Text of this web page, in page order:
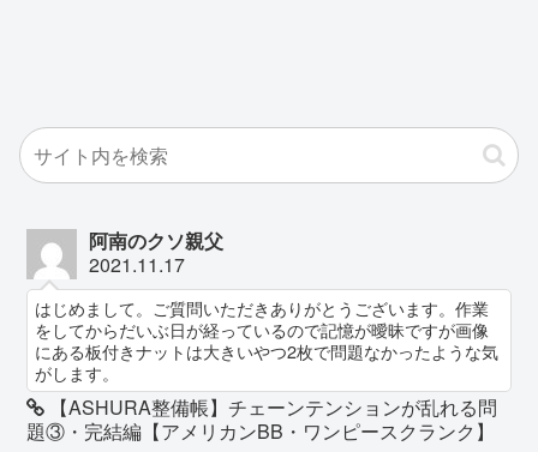
阿南のクソ親父
2021.11.17
はじめまして。ご質問いただきありがとうございます。作業
をしてからだいぶ日が経っているので記憶が曖昧ですが画像
にある板付きナットは大きいやつ2枚で問題なかったような気
がします。
【ASHURA整備帳】チェーンテンションが乱れる問
題③・完結編【アメリカンBB・ワンピースクランク】